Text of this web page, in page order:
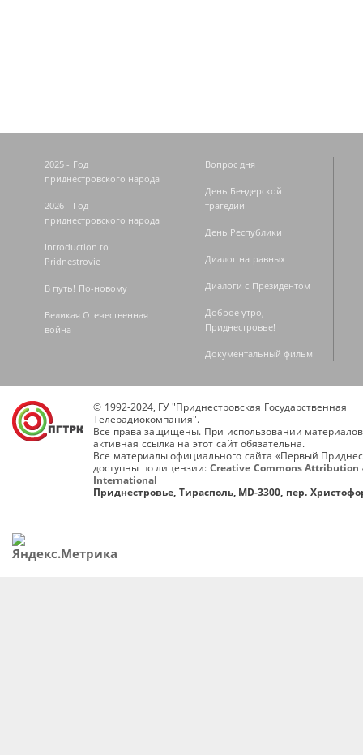
2025 - Год
приднестровского народа
2026 - Год
приднестровского народа
Introduction to
Pridnestrovie
В путь! По-новому
Великая Отечественная
война
Вопрос дня
День Бендерской
трагедии
День Республики
Диалог на равных
Диалоги с Президентом
Доброе утро,
Приднестровье!
Документальный фильм
© 1992-2024, ГУ "Приднестровская Государственная
Телерадиокомпания".
Все права защищены. При использовании
активная ссылка на этот сайт обязательна.
Все материалы официального сайта «Первый
доступны по лицензии: Creative Commons Attribution
International
Приднестровье, Тирасполь, MD-3300, пер.